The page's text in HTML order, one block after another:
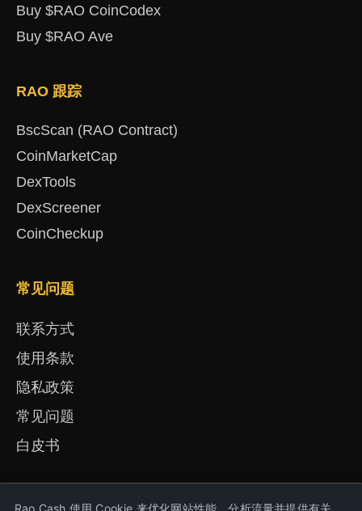
Buy $RAO CoinCodex
Buy $RAO Ave
RAO 跟踪
BscScan (RAO Contract)
CoinMarketCap
DexTools
DexScreener
CoinCheckup
常见问题
联系方式
使用条款
隐私政策
常见问题
白皮书
Rao Cash 使用 Cookie 来优化网站性能、分析流量并提供有关